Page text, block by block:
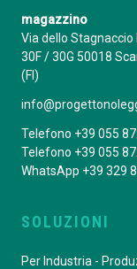
magazzino
Via dello Stagnaccio
30F / 30G 50018
(FI)
Telefono +39 055
Telefono +39 055
WhatsApp +39 329
SOLUZIONI
Per Industria -